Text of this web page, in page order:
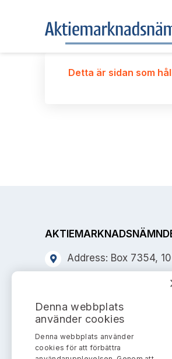
Detta är sidan som
Address: Box 7354,
Denna webbplats
använder cookies
Denna webbplats använder
cookies för att förbättra